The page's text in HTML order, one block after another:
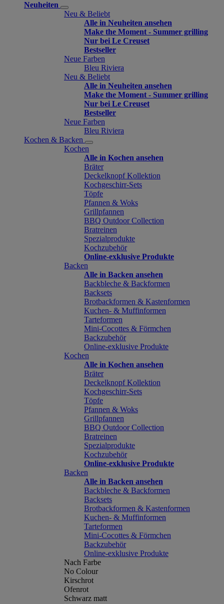
Neuheiten
Neu & Beliebt
Alle in Neuheiten ansehen
Make the Moment - Summer grilling
Nur bei Le Creuset
Bestseller
Neue Farben
Bleu Riviera
Neu & Beliebt
Alle in Neuheiten ansehen
Make the Moment - Summer grilling
Nur bei Le Creuset
Bestseller
Neue Farben
Bleu Riviera
Kochen & Backen
Kochen
Alle in Kochen ansehen
Bräter
Deckelknopf Kollektion
Kochgeschirr-Sets
Töpfe
Pfannen & Woks
Grillpfannen
BBQ Outdoor Collection
Bratreinen
Spezialprodukte
Kochzubehör
Online-exklusive Produkte
Backen
Alle in Backen ansehen
Backbleche & Backformen
Backsets
Brotbackformen & Kastenformen
Kuchen- & Muffinformen
Tarteformen
Mini-Cocottes & Förmchen
Backzubehör
Online-exklusive Produkte
Kochen
Alle in Kochen ansehen
Bräter
Deckelknopf Kollektion
Kochgeschirr-Sets
Töpfe
Pfannen & Woks
Grillpfannen
BBQ Outdoor Collection
Bratreinen
Spezialprodukte
Kochzubehör
Online-exklusive Produkte
Backen
Alle in Backen ansehen
Backbleche & Backformen
Backsets
Brotbackformen & Kastenformen
Kuchen- & Muffinformen
Tarteformen
Mini-Cocottes & Förmchen
Backzubehör
Online-exklusive Produkte
Nach Farbe
No Colour
Kirschrot
Ofenrot
Schwarz matt